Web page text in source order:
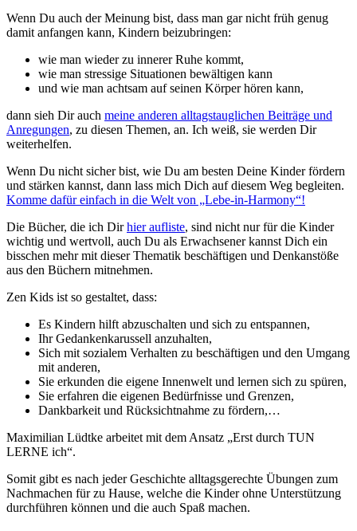
Wenn Du auch der Meinung bist, dass man gar nicht früh genug
damit anfangen kann, Kindern beizubringen:
wie man wieder zu innerer Ruhe kommt,
wie man stressige Situationen bewältigen kann
und wie man achtsam auf seinen Körper hören kann,
dann sieh Dir auch meine anderen alltagstauglichen Beiträge und
Anregungen, zu diesen Themen, an. Ich weiß, sie werden Dir
weiterhelfen.
Wenn Du nicht sicher bist, wie Du am besten Deine Kinder fördern
und stärken kannst, dann lass mich Dich auf diesem Weg begleiten.
Komme dafür einfach in die Welt von „Lebe-in-Harmony“!
Die Bücher, die ich Dirhier aufliste, sind nicht nur für die Kinder
wichtig und wertvoll, auch Du als Erwachsener kannst Dich ein
bisschen mehr mit dieser Thematik beschäftigen und Denkanstöße
aus den Büchern mitnehmen.
Zen Kids ist so gestaltet, dass:
Es Kindern hilft abzuschalten und sich zu entspannen,
Ihr Gedankenkarussell anzuhalten,
Sich mit sozialem Verhalten zu beschäftigen und den Umgang
mit anderen,
Sie erkunden die eigene Innenwelt und lernen sich zu spüren,
Sie erfahren die eigenen Bedürfnisse und Grenzen,
Dankbarkeit und Rücksichtnahme zu fördern,…
Maximilian Lüdtke arbeitet mit dem Ansatz „Erst durch TUN
LERNE ich“.
Somit gibt es nach jeder Geschichte alltagsgerechte Übungen zum
Nachmachen für zu Hause, welche die Kinder ohne Unterstützung
durchführen können und die auch Spaß machen.